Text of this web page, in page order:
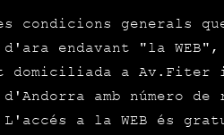
condicions generals
endavant "la
domiciliada a Av.Fiter
amb número
a la WEB és